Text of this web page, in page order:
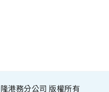
港務分公司 版權所有